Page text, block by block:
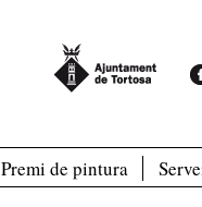
Premi de pintura